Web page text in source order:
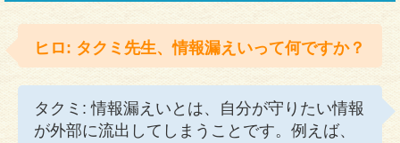
ヒロ: タクミ先生、情報漏えいって何ですか？
タクミ: 情報漏えいとは、自分が守りたい情報
が外部に流出してしまうことです。例えば、